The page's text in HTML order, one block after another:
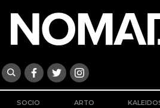
SOCIO ARTO